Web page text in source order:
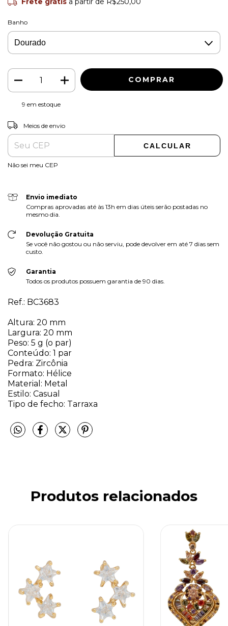
Banho
9 em estoque
Entregas para o CEP:
Meios de envio
CALCULAR
Não sei meu CEP
Envio imediato
Compras aprovadas até às 13h em dias úteis serão postadas no
mesmo dia.
Devolução Gratuita
Se você não gostou ou não serviu, pode devolver em até 7 dias sem
custo.
Garantia
Todos os produtos possuem garantia de 90 dias.
Ref.: BC3683
Altura: 20 mm
Largura: 20 mm
Peso: 5 g (o par)
Conteúdo: 1 par
Pedra: Zircônia
Formato: Hélice
Material: Metal
Estilo: Casual
Tipo de fecho: Tarraxa
Produtos relacionados